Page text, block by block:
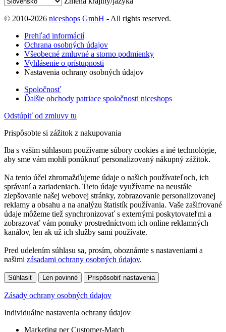
© 2010-2026 niceshops GmbH - All rights reserved.
Prehľad informácií
Ochrana osobných údajov
Všeobecné zmluvné a storno podmienky
Vyhlásenie o prístupnosti
Nastavenia ochrany osobných údajov
Spoločnosť
Ďalšie obchody patriace spoločnosti niceshops
Odstúpiť od zmluvy tu
Prispôsobte si zážitok z nakupovania
Iba s vaším súhlasom používame súbory cookies a iné technológie,
aby sme vám mohli ponúknuť personalizovaný nákupný zážitok.
Na tento účel zhromažďujeme údaje o našich používateľoch, ich
správaní a zariadeniach. Tieto údaje využívame na neustále
zlepšovanie našej webovej stránky, zobrazovanie personalizovanej
reklamy a obsahu a na analýzu štatistík používania. Vaše zašifrované
údaje môžeme tiež synchronizovať s externými poskytovateľmi a
zobrazovať vám ponuky prostredníctvom ich online reklamných
kanálov, len ak už ich služby sami používate.
Pred udelením súhlasu sa, prosím, oboznámte s nastaveniami a
našimi zásadami ochrany osobných údajov.
Súhlasiť Len povinné Prispôsobiť nastavenia
Zásady ochrany osobných údajov
Individuálne nastavenia ochrany údajov
Marketing per Customer-Match